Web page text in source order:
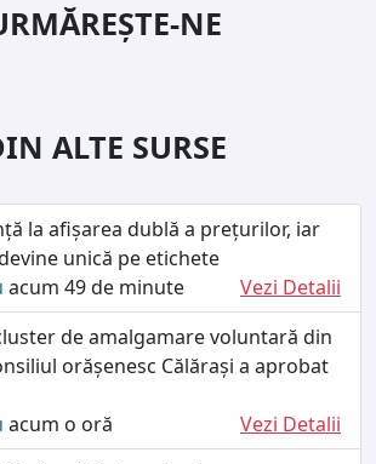
NE
ALTE SURSE
la afișarea dublă a prețurilor, iar
unică pe etichete
acum 49 de minute
Vezi Detalii
de amalgamare voluntară din
orășenesc Călărași a aprobat
acum o oră
Vezi Detalii